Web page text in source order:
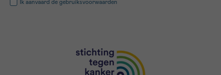
Ik aanvaard de gebruiksvoorwaarden